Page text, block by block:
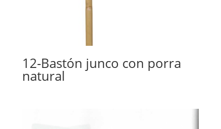
12-Bastón junco con porra
natural